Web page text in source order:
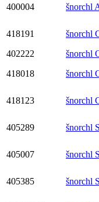
400004
šnorchl
418191 šnorchl
402222 šnorchl
418018
šnorchl
418123 šnorchl
405289 šnorchl
405007 šnorchl
405385 šnorchl